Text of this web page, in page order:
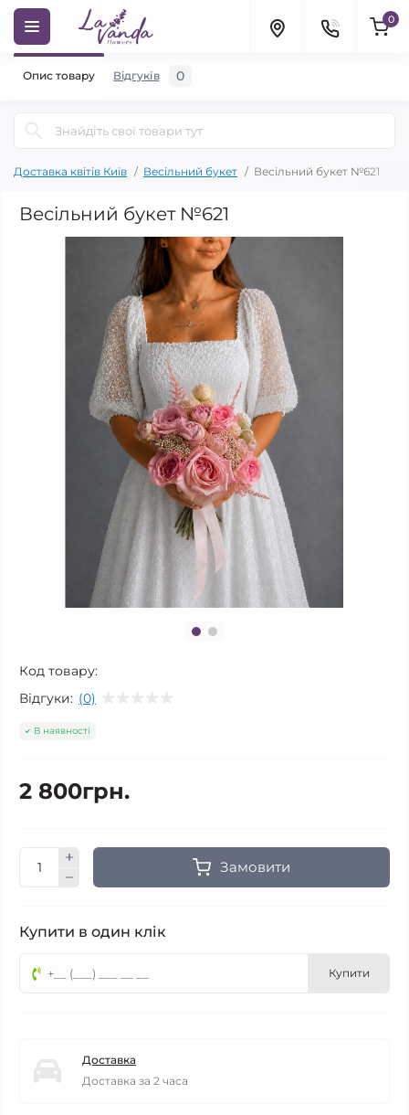
0
Доставка квітів Київ Весільний букет Весільний букет №621
Весільний букет №621
Код товару:
Відгуки: (0)
В наявності
2 800грн.
Замовити
Купити в один клік
Купити
Доставка
Доставка за 2 часа
Опис товару Відгуків 0